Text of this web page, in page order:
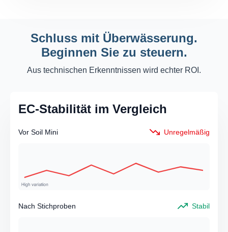
Schluss mit Überwässerung.
Beginnen Sie zu steuern.
Aus technischen Erkenntnissen wird echter ROI.
EC-Stabilität im Vergleich
Vor Soil Mini Unregelmäßig
Nach Stichproben Stabil